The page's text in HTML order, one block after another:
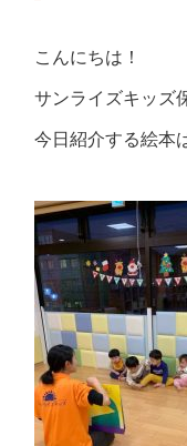
こんにちは！
サンライズキッズ
今日紹介する絵本